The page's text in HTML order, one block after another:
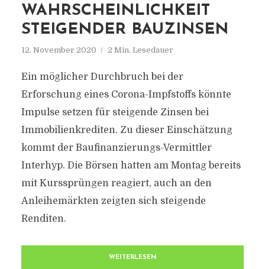
WAHRSCHEINLICHKEIT
STEIGENDER BAUZINSEN
12. November 2020 2 Min. Lesedauer
Ein möglicher Durchbruch bei der
Erforschung eines Corona-Impfstoffs könnte
Impulse setzen für steigende Zinsen bei
Immobilienkrediten. Zu dieser Einschätzung
kommt der Baufinanzierungs-Vermittler
Interhyp. Die Börsen hatten am Montag bereits
mit Kurssprüngen reagiert, auch an den
Anleihemärkten zeigten sich steigende
Renditen.
WEITERLESEN